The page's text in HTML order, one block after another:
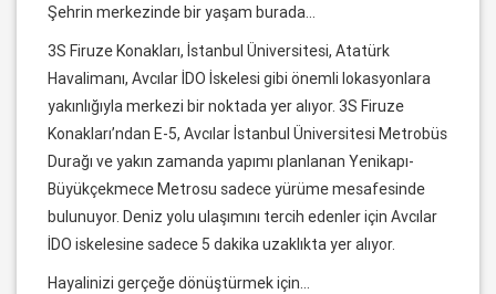
Şehrin merkezinde bir yaşam burada…
3S Firuze Konakları, İstanbul Üniversitesi, Atatürk
Havalimanı, Avcılar İDO İskelesi gibi önemli lokasyonlara
yakınlığıyla merkezi bir noktada yer alıyor. 3S Firuze
Konakları’ndan E-5, Avcılar İstanbul Üniversitesi Metrobüs
Durağı ve yakın zamanda yapımı planlanan Yenikapı-
Büyükçekmece Metrosu sadece yürüme mesafesinde
bulunuyor. Deniz yolu ulaşımını tercih edenler için Avcılar
İDO iskelesine sadece 5 dakika uzaklıkta yer alıyor.
Hayalinizi gerçeğe dönüştürmek için…